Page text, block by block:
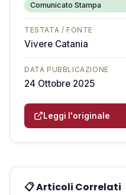
Comunicato Stampa
TESTATA / FONTE
Vivere Catania
DATA PUBBLICAZIONE
24 Ottobre 2025
Leggi l'originale
📋 Articoli Correlati